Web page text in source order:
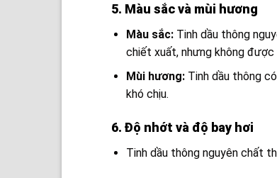
5. Màu sắc và mùi hương
Màu sắc:Tinh dầu thông
chiết xuất, nhưng không được
Mùi hương:Tinh dầu thông
khó chịu.
6. Độ nhớt và độ bay hơi
Tinh dầu thông nguyên chất